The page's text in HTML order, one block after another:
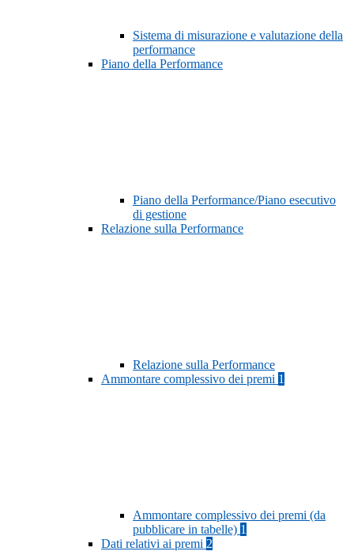
Sistema di misurazione e valutazione della
performance
Piano della Performance
Piano della Performance/Piano esecutivo
di gestione
Relazione sulla Performance
Relazione sulla Performance
Ammontare complessivo dei premi 1
Ammontare complessivo dei premi (da
pubblicare in tabelle) 1
Dati relativi ai premi 2